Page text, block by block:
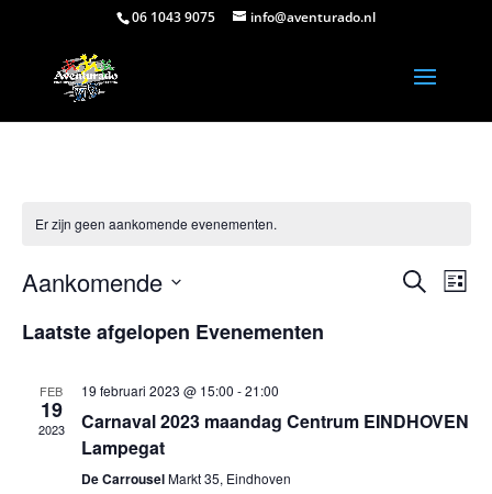
06 1043 9075 info@aventurado.nl
Er zijn geen aankomende evenementen.
Zoeken
Lijst
Aankomende
een
Laatste afgelopen Evenementen
FEB
19
2023
19 februari 2023 @ 15:00 -21:00
Carnaval 2023 maandag Centrum EINDHOVEN
Lampegat
De CarrouselMarkt 35, Eindhoven